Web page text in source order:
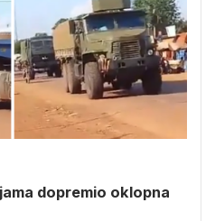
dopremio oklopna